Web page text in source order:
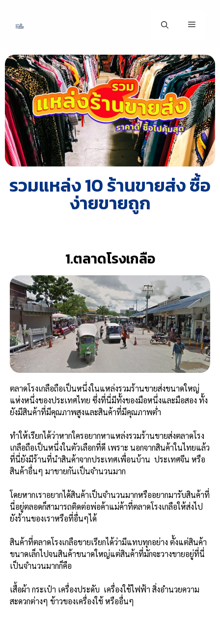
รวมแหล่ง 10 ร้านขายส่ง ซื้อ
ง่ายขายถูก
1.ตลาดโรงเกลือ
ตลาดโรงเกลือถือเป็นหนึ่งในแหล่งรวมร้านขายส่งขนาดใหญ่
แห่งหนึ่งของประเทศไทย ซึ่งที่นี่มีทั้งของมือหนึ่งและมือสอง ทั้ง
ยังมีสินค้าที่มีคุณภาพสูงและสินค้าที่มีคุณภาพต่ำ
ทำให้เรียกได้ว่าหากใครอยากหาแหล่งรวมร้านขายส่งตลาดโรง
เกลือถือเป็นหนึ่งในตัวเลือกที่ดี เพราะ นอกจากสินค้าในไทยแล้ว
ที่นี่ยังมีร้านที่นำสินค้าจากประเทศเพื่อนบ้าน ประเทศจีน หรือ
สินค้าอื่นๆ มาขายกันเป็นจำนวนมาก
โดยหากเราอยากได้สินค้าเป็นจำนวนมากหรืออยากมารับสินค้าที่
นี่อยู่ตลอดก็สามารถติดต่อพ่อค้าแม่ค้าที่ตลาดโรงเกลือให้ส่งไป
ยังร้านของเราหรือที่อื่นๆได้
สินค้าที่ตลาดโรงเกลือขายเรียกได้ว่ามีแทบทุกอย่าง ตั้งแต่สินค้า
ขนาดเล็กไปจนสินค้าขนาดใหญ่แต่สินค้าที่มักจะวางขายอยู่ที่นี่
เป็นจำนวนมากก็คือ
เสื้อผ้า กระเป๋า เครื่องประดับ เครื่องใช้ไฟฟ้า สิ่งอำนวยความ
สะดวกต่างๆ ข้าวของเครื่องใช้ หรืออื่นๆ